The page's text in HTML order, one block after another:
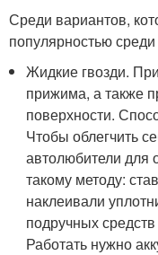
Среди вариантов,
популярностью
Жидкие гвозди.
прижима, а также
поверхности.
Чтобы облегчить
автолюбители для
такому методу:
наклеивали
подручных
Работать нужно